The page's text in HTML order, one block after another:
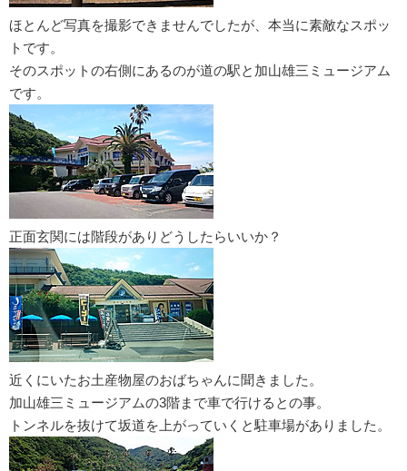
ほとんど写真を撮影できませんでしたが、本当に素敵なスポッ
トです。
そのスポットの右側にあるのが道の駅と加山雄三ミュージアム
です。
正面玄関には階段がありどうしたらいいか？
近くにいたお土産物屋のおばちゃんに聞きました。
加山雄三ミュージアムの3階まで車で行けるとの事。
トンネルを抜けて坂道を上がっていくと駐車場がありました。